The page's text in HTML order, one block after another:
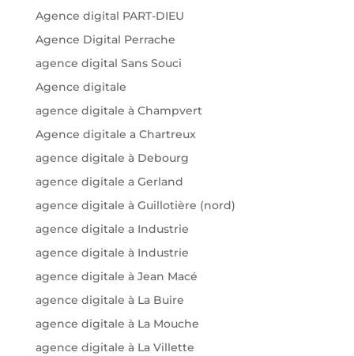
Agence digital PART-DIEU
Agence Digital Perrache
agence digital Sans Souci
Agence digitale
agence digitale à Champvert
Agence digitale a Chartreux
agence digitale à Debourg
agence digitale a Gerland
agence digitale à Guillotière (nord)
agence digitale a Industrie
agence digitale à Industrie
agence digitale à Jean Macé
agence digitale à La Buire
agence digitale à La Mouche
agence digitale à La Villette